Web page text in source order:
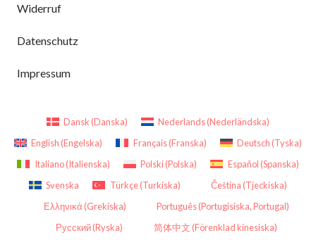
Widerruf
Datenschutz
Impressum
Dansk (Danska) Nederlands(Nederländska)
English (Engelska) Français(Franska) Deutsch (Tyska)
Italiano(Italienska) Polski(Polska) Español (Spanska)
Svenska
Türkçe(Turkiska) Čeština (Tjeckiska)
Ελληνικά (Grekiska) Português(Portugisiska, Portugal)
Русский(Ryska) 简体中文 (Förenklad kinesiska)